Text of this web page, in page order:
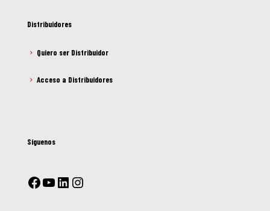
Distribuidores
Quiero ser Distribuidor
Acceso a Distribuidores
Síguenos